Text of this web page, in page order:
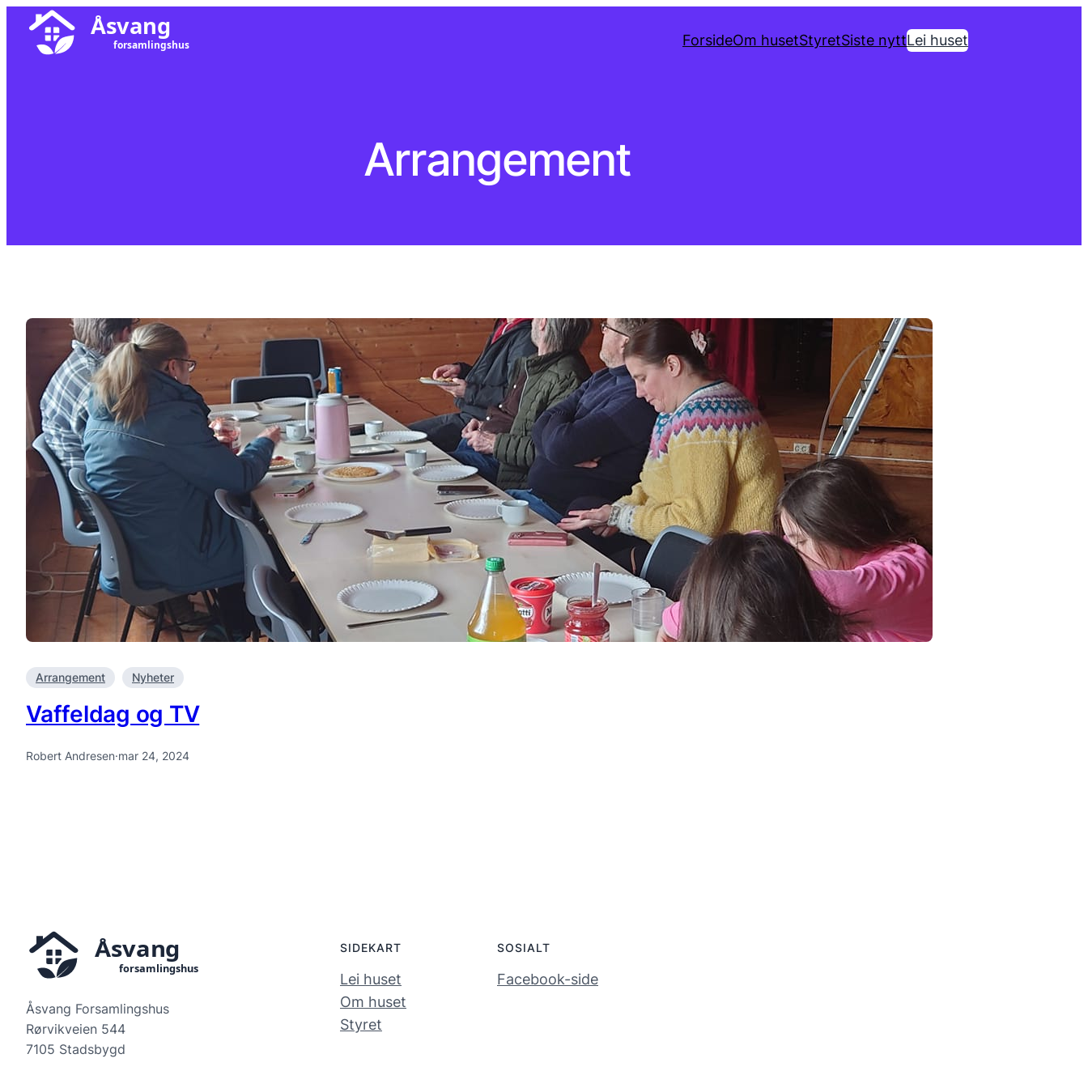
Hopp
ForsideOm husetStyretSiste nyttLei huset
Arrangement
Arrangement Nyheter
Vaffeldag og TV
Robert Andresen·mar 24, 2024
Åsvang Forsamlingshus
Rørvikveien 544
7105 Stadsbygd
SIDEKART
Lei huset
Om huset
Styret
SOSIALT
Facebook-side